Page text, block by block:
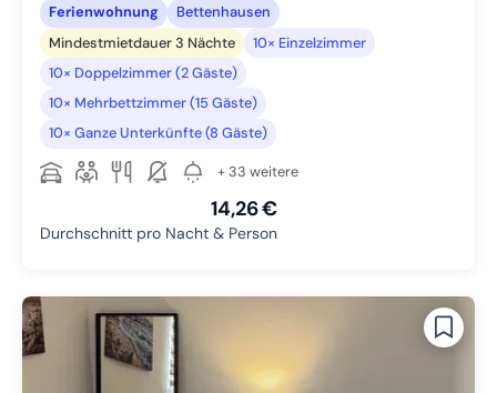
Ferienwohnung
Bettenhausen
Mindestmietdauer 3 Nächte
10× Einzelzimmer
10× Doppelzimmer (2 Gäste)
10× Mehrbettzimmer (15 Gäste)
10× Ganze Unterkünfte (8 Gäste)
+ 33 weitere
14,26 €
Durchschnitt pro Nacht & Person